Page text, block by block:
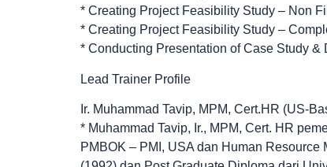
* Creating Project Feasibility Study – Non
* Creating Project Feasibility Study –
* Conducting Presentation of Case Study &
Lead Trainer Profile
Ir. Muhammad Tavip, MPM, Cert.HR (US-
* Muhammad Tavip, Ir., MPM, Cert. HR
PMBOK – PMI, USA dan Human